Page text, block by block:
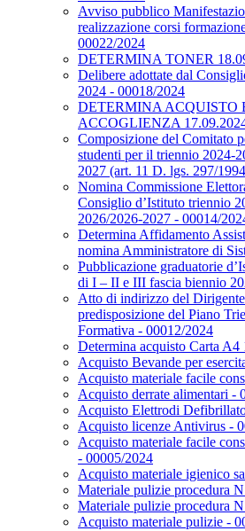
Avviso pubblico
realizzazione corsi
00022/2024
DETERMINA TONER
Delibere adottate dal
2024 - 00018/2024
DETERMINA ACQUISTO
ACCOGLIENZA
Composizione del Comitato
studenti per il triennio 2024-
2027 (art. 11 D. lgs. 297/
Nomina Commissione
Consiglio d’Istituto triennio
2026/2026-2027 - 00014/
Determina Affidamento
nomina Amministratore di
Pubblicazione graduatorie
di I – II e III fascia biennio
Atto di indirizzo del
predisposizione del Piano
Formativa - 00012/2024
Determina acquisto Carta
Acquisto Bevande per
Acquisto materiale facile
Acquisto derrate alimentari -
Acquisto Elettrodi
Acquisto licenze Antivirus -
Acquisto materiale facile
- 00005/2024
Acquisto materiale igienico
Materiale pulizie procedura
Materiale pulizie procedura
Acquisto materiale pulizie -